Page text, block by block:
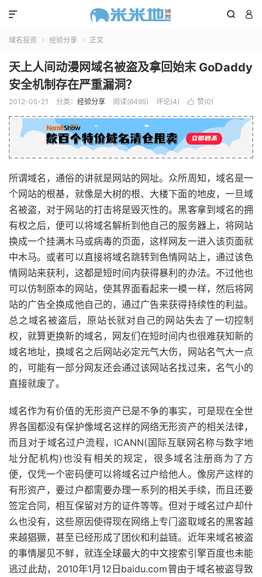
 

域名投资  经验分享  正文
天上人间动漫网域名被盗及拿回始末 GoDaddy
安全机制存在严重漏洞？
2012-05-21 分类： 经验分享 阅读(6495) 评论(4)  赞(0)
所谓域名，通俗的讲就是网站的网址。众所周知，域名是一
个网站的根基，就像是大树的根、大楼下面的地皮，一旦域
名被盗，对于网站的打击将是毁灭性的。黑客拿到域名的拥
有权之后，便可以将域名解析到他自己的服务器上，将网站
换成一个挂满木马或病毒的页面，这样网友一进入该页面就
中木马。或者可以直接将域名跳转到色情网站上，通过该色
情网站来获利，这都是短时间内获得暴利的办法。不过他也
可以仿制原本的网站，使其界面看起来一模一样，然后将网
站的广告全换成他自己的，通过广告来获得持续性的利益。
总之域名被盗后，原站长就对自己的网站失去了一切控制
权，就算更换新的域名，网友们在短时间内也很难获知新的
域名地址，换域名之后网站必定元气大伤，网站名气大一点
的，可能有一部分网友还会通过该网站名找过来，名气小的
直接就废了。
域名作为有价值的无形资产已是不争的事实，可是现在全世
界各国都没有保护像域名这样的网络无形资产的相关法律，
而且对于域名过户流程，ICANN(国际互联网名称与数字地
址分配机构)也没有相关的规定，很多域名注册商为了方
便，仅凭一个密码便可以将域名过户给他人。像房产这样的
有形资产，要过户都需要办理一系列的相关手续，而且还要
签定合同，相互保留对方的证件等等。但对于域名过户却什
么也没有，这些原因使得现在网络上专门盗取域名的黑客越
来越猖獗，甚至已经形成了团伙和利益链。近年来域名被盗
的事情屡见不鲜，就连全球最大的中文搜索引擎百度也未能
逃过此劫，2010年1月12日baidu.com曾由于域名被盗导致